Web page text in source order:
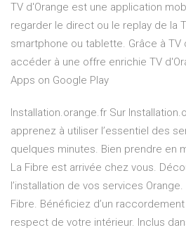
TV d'Orange est une application
regarder le direct ou le replay de la
smartphone ou tablette. Grâce à TV
accéder à une offre enrichie TV
Apps on Google Play
Installation.orange.fr Sur
apprenez à utiliser l’essentiel des
quelques minutes. Bien prendre en
La Fibre est arrivée chez vous.
l’installation de vos services
Fibre. Bénéficiez d’un
respect de votre intérieur. Inclus